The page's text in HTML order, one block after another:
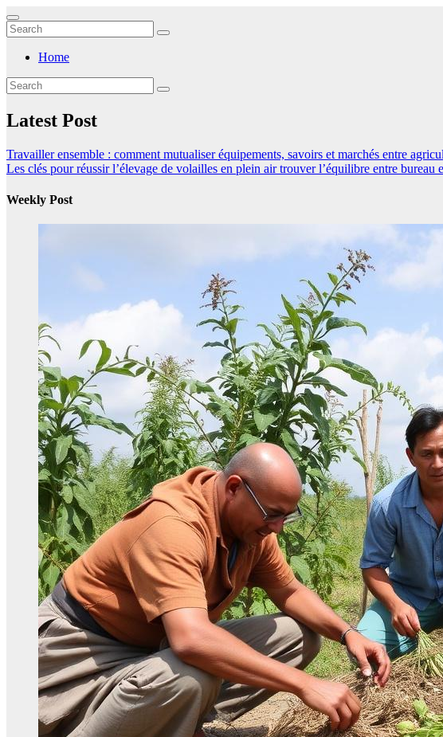
Skip
to
content
Home
Latest Post
Travailler ensemble : comment mutualiser équipements, savoirs et marchés entre
Les clés pour réussir l’élevage de volailles en plein air trouver l’équilibre entre bureau
Weekly Post